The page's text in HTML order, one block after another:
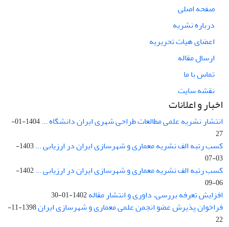
صفحه اصلی
درباره نشریه
اعضای هیات تحریریه
ارسال مقاله
تماس با ما
نقشه سایت
اخبار و اعلانات
انتشار نشریه علمی مطالعات طراحی شهری ایران دانشگاه ...
1404-01-
27
کسب رتبه الف نشریه معماری و شهرسازی ایران در ارزیابی ...
1403-
03-07
کسب رتبه الف نشریه معماری و شهرسازی ایران در ارزیابی ...
1402-
06-09
افزایش تعرفه بررسی، داوری و انتشار مقاله1402-01-30
فراخوان پذیرش عضو انجمن علمی معماری و شهرسازی ایران
1398-11-
22